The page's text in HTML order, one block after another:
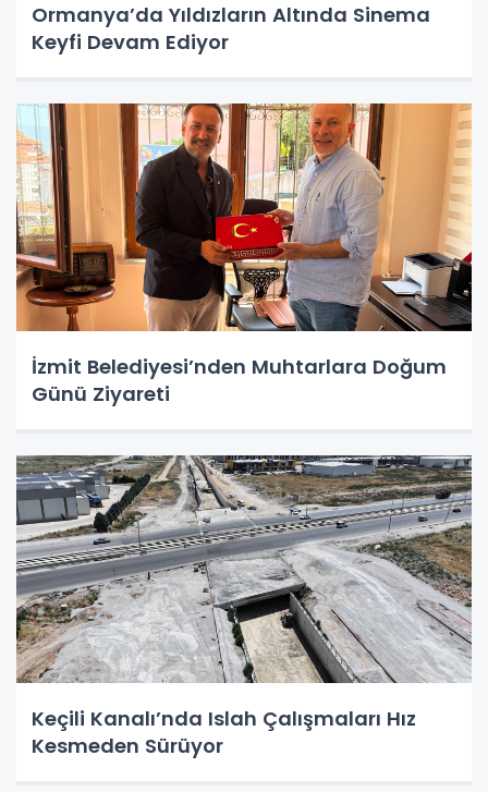
Ormanya’da Yıldızların Altında Sinema
Keyfi Devam Ediyor
İzmit Belediyesi’nden Muhtarlara Doğum
Günü Ziyareti
Keçili Kanalı’nda Islah Çalışmaları Hız
Kesmeden Sürüyor